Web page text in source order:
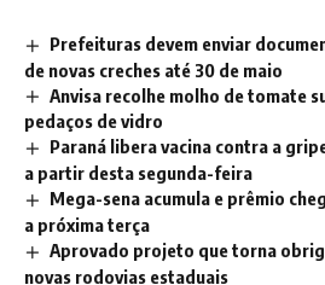
Prefeituras devem enviar
de novas creches até 30 de maio
Anvisa recolhe molho de tomate
pedaços de vidro
Paraná libera vacina contra a
a partir desta segunda-feira
Mega-sena acumula e prêmio
a próxima terça
Aprovado projeto que torna
novas rodovias estaduais